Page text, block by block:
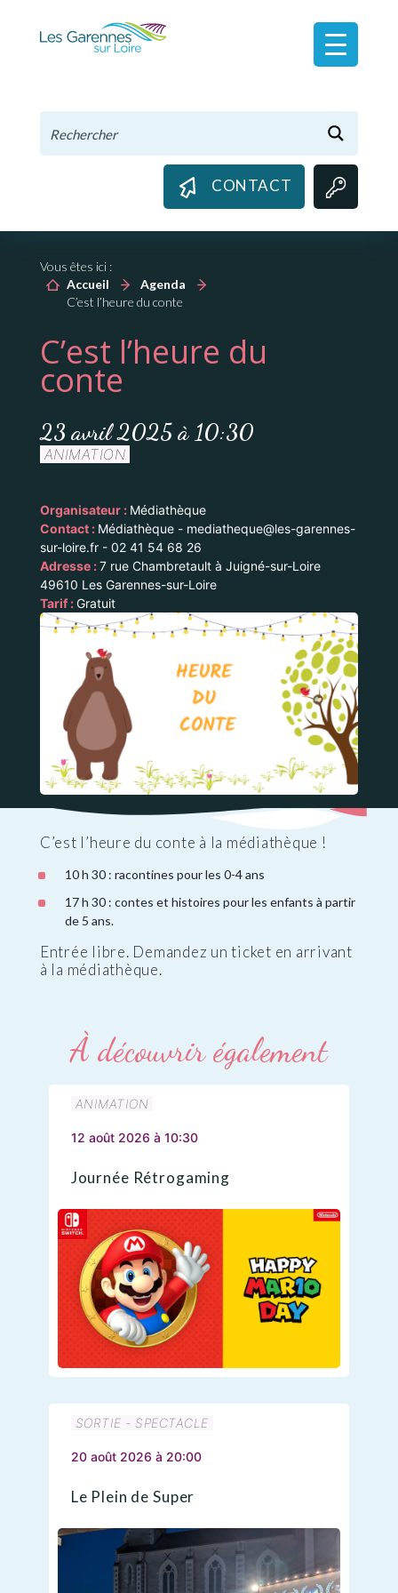
CONTACT
Vous êtes ici :
Accueil
Agenda
C’est l’heure du conte
C’est l’heure du
conte
23 avril 2025 à 10:30
ANIMATION
Organisateur : Médiathèque
Contact : Médiathèque - mediatheque@les-garennes-
sur-loire.fr - 02 41 54 68 26
Adresse :7 rue Chambretault à Juigné-sur-Loire
49610 Les Garennes-sur-Loire
Tarif :Gratuit
C’est l’heure du conte à la médiathèque !
10 h 30 : racontines pour les 0-4 ans
17 h 30 : contes et histoires pour les enfants à partir
de 5 ans.
Entrée libre. Demandez un ticket en arrivant
à la médiathèque.
À découvrir également
ANIMATION
12 août 2026 à 10:30
Journée Rétrogaming
SORTIE - SPECTACLE
20 août 2026 à 20:00
Le Plein de Super